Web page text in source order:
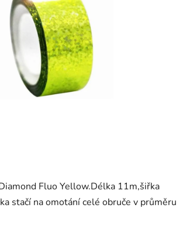
Fluo Yellow.Délka 11m,šiřka
stačí na omotání celé obruče v průměru